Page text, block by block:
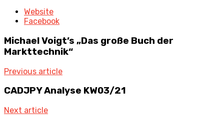
Website
Facebook
Michael Voigt’s „Das große Buch der
Markttechnik“
Previous article
CADJPY Analyse KW03/21
Next article